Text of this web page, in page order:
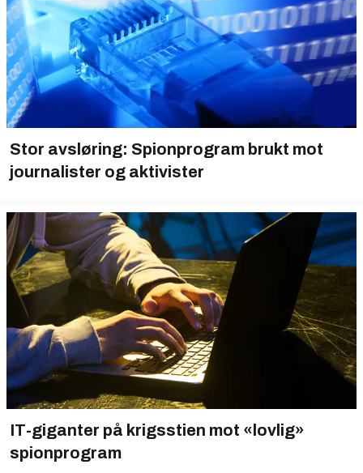
Stor avsløring: Spionprogram brukt mot
journalister og aktivister
IT-giganter på krigsstien mot «lovlig»
spionprogram